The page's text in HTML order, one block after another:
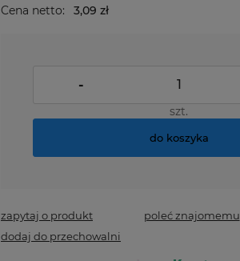
Cena netto: 3,09 zł
-
szt.
do koszyka
zapytaj o produkt poleć znajomemu
dodaj do przechowalni